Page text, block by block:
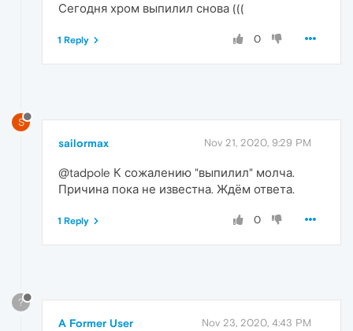
Сегодня хром выпилил снова (((
0
1 Reply
S
sailormax Nov 21, 2020, 9:29 PM
@tadpole К сожалению "выпилил" молча.
Причина пока не известна. Ждём ответа.
0
1 Reply
?
A Former User Nov 23, 2020, 4:43 PM